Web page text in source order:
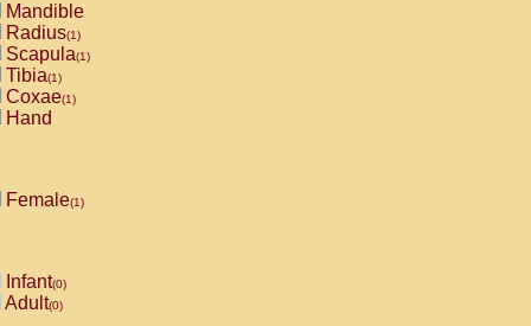
Mandible
Radius(1)
Scapula(1)
Tibia(1)
Coxae(1)
Hand
Female(1)
Infant(0)
Adult(0)